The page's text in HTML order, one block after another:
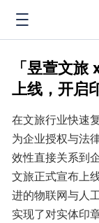
「昱萱文
上线，开启
在文旅行业快速
为企业授权与法
效性直接关系到
文旅正式宣布上
进的物联网与人
实现了对实体印